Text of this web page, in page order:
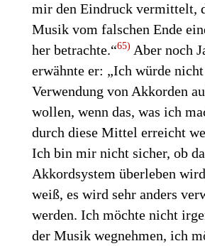
mir den Eindruck vermittelt,
Musik vom falschen Ende
her betrachte.“65) Aber noch
erwähnte er: „Ich würde
Verwendung von Akkorden
wollen, wenn das, was ich
durch diese Mittel erreicht
Ich bin mir nicht sicher, ob
Akkordsystem überleben
weiß, es wird sehr anders
werden. Ich möchte nicht
der Musik wegnehmen, ich